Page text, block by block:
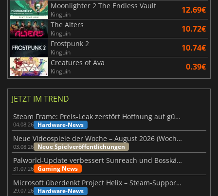
Moonlighter 2 The Endless Vault
Kinguin 12.69€
The Alters
Kinguin 10.72€
Frostpunk 2
Kinguin 10.74€
Creatures of Ava
Kinguin 0.39€
JETZT IM TREND
Steam Frame: Preis-Leak zerstört Hoffnung auf günstiges VR-Headset
04.08.26 Hardware-News
Neue Videospiele der Woche – August 2026 (Woche 32)
03.08.26 Neue Spielveröffentlichungen
Palworld-Update verbessert Sunreach und Bosskämpfe deutlich
31.07.26 Gaming News
Microsoft überdenkt Project Helix – Steam-Support gefährdet
29.07.26 Hardware-News